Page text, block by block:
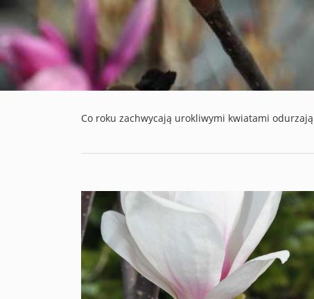
Co roku zachwycają urokliwymi kwiatami